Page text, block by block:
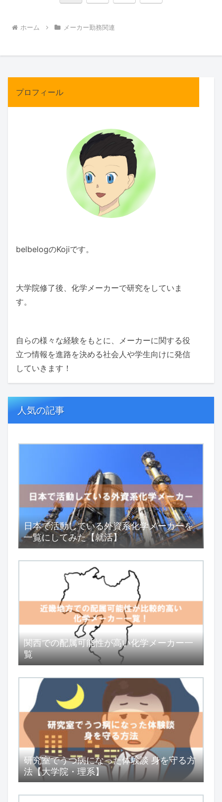
ホーム メーカー勤務関連
プロフィール
belbelogのKojiです。
大学院修了後、化学メーカーで研究をしていま
す。
自らの様々な経験をもとに、メーカーに関する役
立つ情報を進路を決める社会人や学生向けに発信
していきます！
人気の記事
日本で活動している外資系化学メーカーを
一覧にしてみた【就活】
関西での配属可能性が高い化学メーカー一
覧
研究室でうつ病になった体験談 身を守る方
法【大学院・理系】